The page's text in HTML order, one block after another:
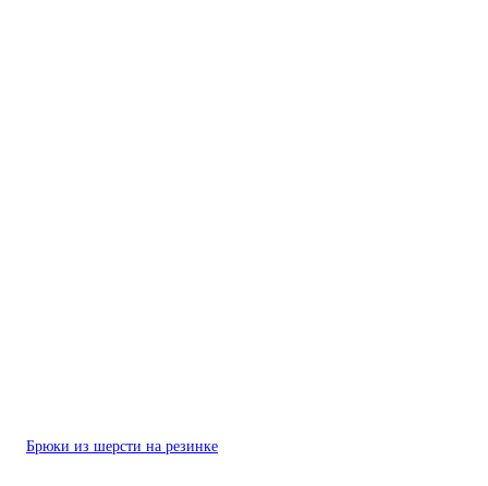
Брюки из шерсти на резинке